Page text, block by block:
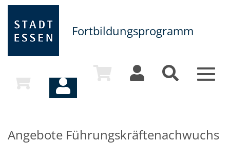
Fortbildungsprogramm
Angebote Führungskräftenachwuchs